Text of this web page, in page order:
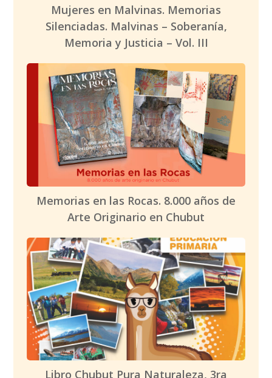
Mujeres en Malvinas. Memorias
Silenciadas. Malvinas – Soberanía,
Memoria y Justicia – Vol. III
Memorias en las Rocas. 8.000 años de
Arte Originario en Chubut
Libro Chubut Pura Naturaleza, 3ra